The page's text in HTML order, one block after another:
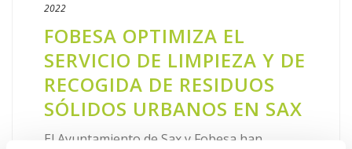
2022
FOBESA OPTIMIZA EL
SERVICIO DE LIMPIEZA Y DE
RECOGIDA DE RESIDUOS
SÓLIDOS URBANOS EN SAX
El Ayuntamiento de Sax y Fobesa han